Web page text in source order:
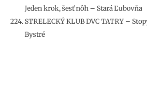
Jeden krok, šesť nôh – Stará Ľubovňa
STRELECKÝ KLUB DVC TATRY –
Bystré